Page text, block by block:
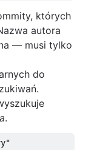
których
autora
— musi tylko
do
.